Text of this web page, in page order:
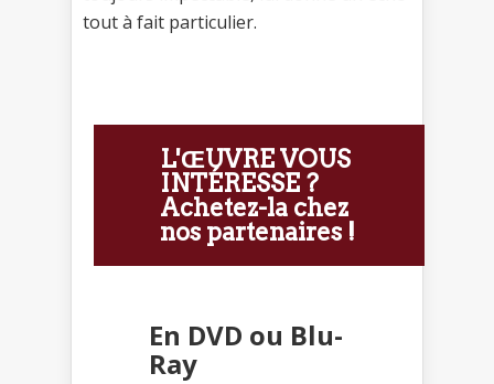
tout à fait particulier.
L'ŒUVRE VOUS
INTÉRESSE ?
Achetez-la chez
nos partenaires !
En DVD ou Blu-
Ray